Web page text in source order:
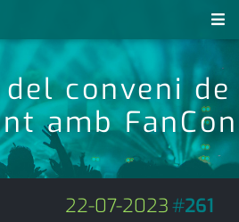
notícies
notícies
activitats
agenda
revistes pdf
anunciants
subscripció
conveni de
amb FanCon
22-07-2023#261